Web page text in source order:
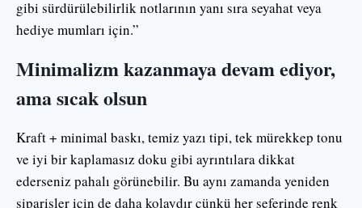
gibi sürdürülebilirlik notlarının yanı sıra seyahat veya
hediye mumları için.”
Minimalizm kazanmaya devam ediyor,
ama sıcak olsun
Kraft + minimal baskı, temiz yazı tipi, tek mürekkep tonu
ve iyi bir kaplamasız doku gibi ayrıntılara dikkat
ederseniz pahalı görünebilir. Bu aynı zamanda yeniden
siparişler için de daha kolaydır çünkü her seferinde renk